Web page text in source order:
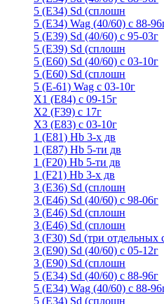
5 (E34) Sd (сплошн
5 (E34) Wag (40/60) с 88-
5 (E39) Sd (40/60) с 95-03г
5 (E39) Sd (сплошн
5 (E60) Sd (40/60) с 03-10г
5 (E60) Sd (сплошн
5 (Е-61) Wag с 03-10г
X1 (E84) с 09-15г
X2 (F39) с 17г
X3 (E83) с 03-10г
1 (Е81) Hb 3-х дв
1 (Е87) Hb 5-ти дв
1 (F20) Hb 5-ти дв
1 (F21) Hb 3-х дв
3 (E36) Sd (сплошн
3 (Е46) Sd (40/60) с 98-06г
3 (Е46) Sd (сплошн
3 (E46) Sd (сплошн
3 (F30) Sd (три отдельных
3 (Е90) Sd (40/60) с 05-12г
3 (Е90) Sd (сплошн
5 (E34) Sd (40/60) с 88-96г
5 (E34) Wag (40/60) с 88-
5 (E34) Sd (сплошн